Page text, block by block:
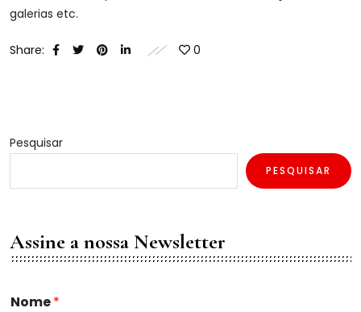
galerias etc.
Share: 0
Pesquisar
PESQUISAR
Assine a nossa Newsletter
Nome*